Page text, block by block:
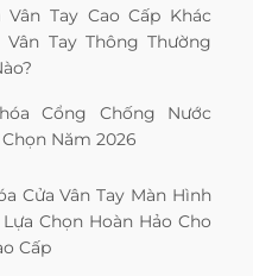
Vân Tay Cao Cấp Khác
Vân Tay Thông Thường
Cổng Chống Nước
Năm 2026
Cửa Vân Tay Màn Hình
Chọn Hoàn Hảo Cho
Cấp